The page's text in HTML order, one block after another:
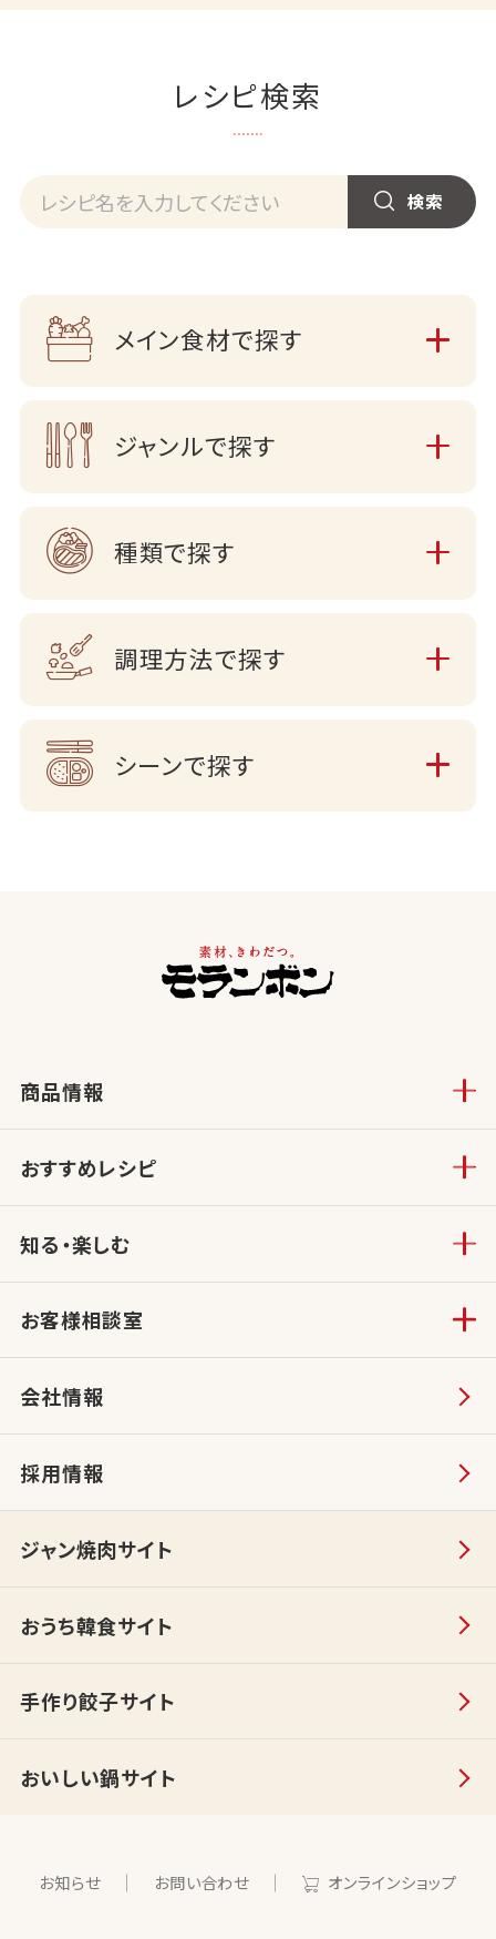
レシピ検索
メイン食材で探す
ジャンルで探す
種類で探す
調理方法で探す
シーンで探す
商品情報
おすすめレシピ
知る・楽しむ
お客様相談室
会社情報
採用情報
ジャン焼肉サイト
おうち韓食サイト
手作り餃子サイト
おいしい鍋サイト
お知らせ お問い合わせ オンラインショップ